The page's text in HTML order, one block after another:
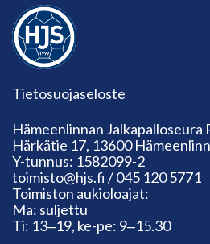
Tietosuojaseloste
Hämeenlinnan Jalkapalloseura
Härkätie 17, 13600
Y-tunnus: 1582099-2
toimisto@hjs.fi / 045 120 5771
Toimiston aukioloajat:
Ma: suljettu
Ti: 13‒19, ke-pe: 9‒15.30